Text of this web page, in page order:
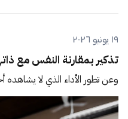
١٩ يونيو ٢٠٢٦
تذكير بمقارنة النفس مع
وعن تطور الأداء الذي لا يشاهده